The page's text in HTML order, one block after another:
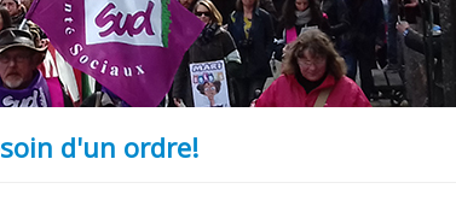
d'un ordre!